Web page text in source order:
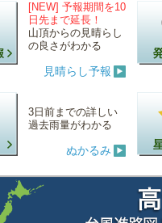
[NEW] 予報期間を10
日先まで延長！
山頂からの見晴らし
の良さがわかる
見晴らし予報
3日前までの詳しい
過去雨量がわかる
ぬかるみ